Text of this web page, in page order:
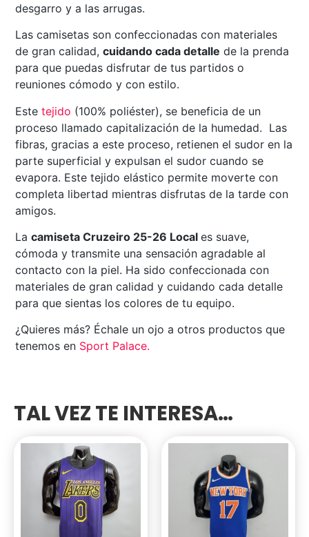
desgarro y a las arrugas.
Las camisetas son confeccionadas con materiales
de gran calidad,cuidando cada detalle de la prenda
para que puedas disfrutar de tus partidos o
reuniones cómodo y con estilo.
Estetejido (100% poliéster), se beneficia de un
proceso llamado capitalización de la humedad. Las
fibras, gracias a este proceso, retienen el sudor en la
parte superficial y expulsan el sudor cuando se
evapora. Este tejido elástico permite moverte con
completa libertad mientras disfrutas de la tarde con
amigos.
Lacamiseta Cruzeiro 25-26 Local es suave,
cómoda y transmite una sensación agradable al
contacto con la piel. Ha sido confeccionada con
materiales de gran calidad y cuidando cada detalle
para que sientas los colores de tu equipo.
¿Quieres más? Échale un ojo a otros productos que
tenemos en Sport Palace.
TAL VEZ TE INTERESA…